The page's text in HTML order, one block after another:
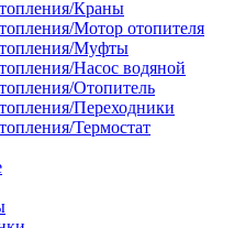
Краны
Мотор отопителя
Муфты
Насос водяной
Отопитель
Переходники
Термостат